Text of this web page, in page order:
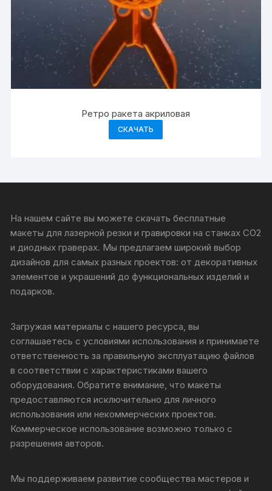
Ретро ракета акриловая
СКАЧАТЬ
На нашем сайте вы можете скачать бесплатные
макеты для лазерной резки и гравировки на станках CO2
и диодных граверах. Мы предлагаем широкий выбор
дизайнов для самых разных проектов: от декоративных
элементов и украшений до функциональных изделий и
подарков.
Загружая материалы с нашего ресурса, вы
соглашаетесь с условиями использования и принимаете
ответственность за правильную эксплуатацию файлов
в соответствии с характеристиками вашего
оборудования. Обратите внимание, что макеты
предоставляются исключительно для личного
использования или некоммерческих проектов.
Коммерческое использование возможно только с
разрешения авторов.
Мы поддерживаем развитие сообщества мастеров и